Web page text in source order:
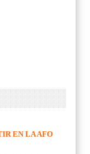
EN LA AFO